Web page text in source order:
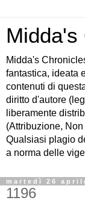
Midda's
Midda's
fantastica, ideata
contenuti di
diritto d'autore
liberamente
(Attribuzione,
Qualsiasi plagio
a norma delle
martedì 26
1196